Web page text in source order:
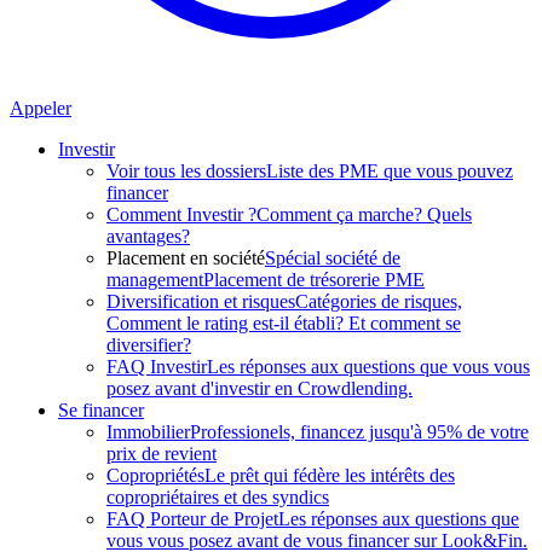
Appeler
Investir
Voir tous les dossiersListe des PME que vous pouvez
financer
Comment Investir ?Comment ça marche? Quels
avantages?
Placement en sociétéSpécial société de
managementPlacement de trésorerie PME
Diversification et risquesCatégories de risques,
Comment le rating est-il établi? Et comment se
diversifier?
FAQ InvestirLes réponses aux questions que vous vous
posez avant d'investir en Crowdlending.
Se financer
ImmobilierProfessionels, financez jusqu'à 95% de votre
prix de revient
CopropriétésLe prêt qui fédère les intérêts des
copropriétaires et des syndics
FAQ Porteur de ProjetLes réponses aux questions que
vous vous posez avant de vous financer sur Look&Fin.